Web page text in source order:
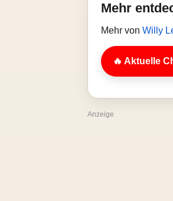
Mehr
Mehr von Willy
🔥 Aktuelle
Anzeige